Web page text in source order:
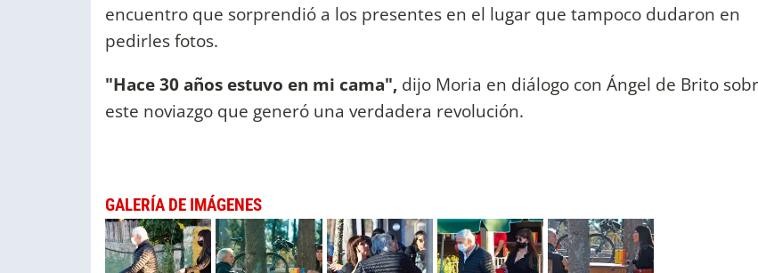
encuentro que sorprendió a los presentes en el lugar que tampoco dudaron en
pedirles fotos.
"Hace 30 años estuvo en mi cama", dijo Moria en diálogo con Ángel de Brito
este noviazgo que generó una verdadera revolución.
GALERÍA DE IMÁGENES